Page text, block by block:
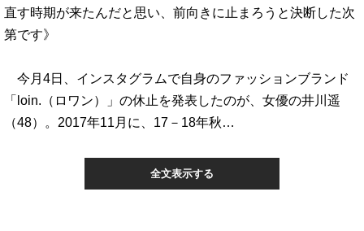
直す時期が来たんだと思い、前向きに止まろうと決断した次
第です》
今月4日、インスタグラムで自身のファッションブランド
「loin.（ロワン）」の休止を発表したのが、女優の井川遥
（48）。2017年11月に、17－18年秋…
全文表示する